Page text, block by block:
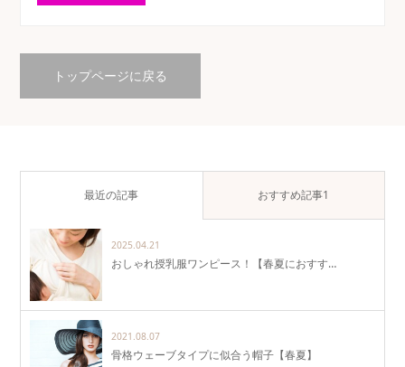
トップページに戻る
最近の記事 おすすめ記事1
2025.04.21
おしゃれ授乳服ワンピース！【春夏におすす…
2021.08.07
骨格ウェーブタイプに似合う帽子【春夏】